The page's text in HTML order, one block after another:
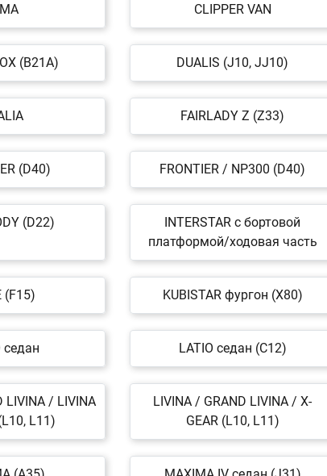
CLIPPER VAN
(B21A) DUALIS (J10, JJ10)
FAIRLADY Z (Z33)
(D40) FRONTIER / NP300 (D40)
(D22)
INTERSTAR c бортовой
платформой/ходовая часть
(F15) KUBISTAR фургон (X80)
седан LATIO седан (C12)
LIVINA / LIVINA
L11)
LIVINA / GRAND LIVINA / X-
GEAR (L10, L11)